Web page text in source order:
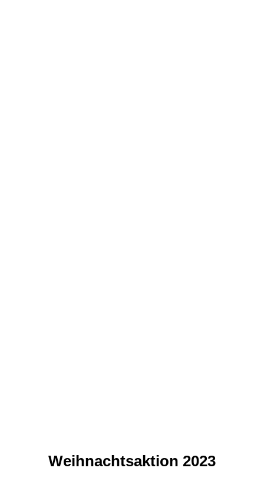
Weihnachtsaktion 2023